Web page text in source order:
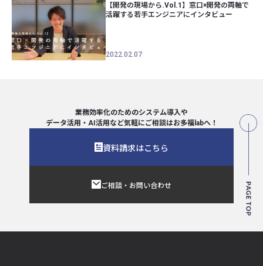
【開発の現場から.Vol.1】窓口×開発の両軸で
活躍する若手エンジニアにインタビュー
2022.02.07
業務効率化のためのシステム導入や
データ活用・AI活用など気軽にご相談はお多福labへ！
資料請求はこちら
ご相談・お問い合わせ